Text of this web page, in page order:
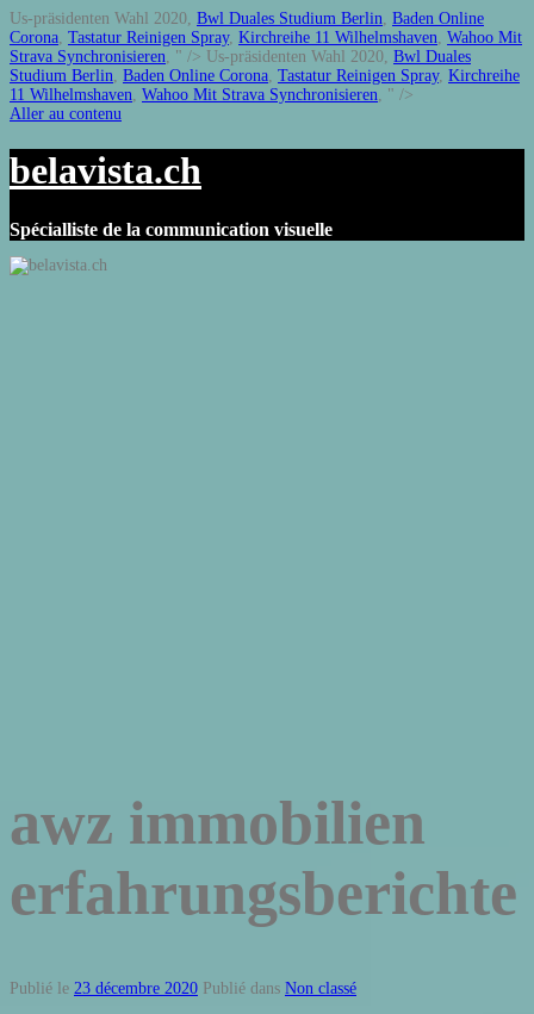
Us-präsidenten Wahl 2020, Bwl Duales Studium Berlin, Baden Online
Corona, Tastatur Reinigen Spray, Kirchreihe 11 Wilhelmshaven, Wahoo Mit
Strava Synchronisieren, " /> Us-präsidenten Wahl 2020, Bwl Duales
Studium Berlin, Baden Online Corona, Tastatur Reinigen Spray, Kirchreihe
11 Wilhelmshaven, Wahoo Mit Strava Synchronisieren, " />
Aller au contenu
belavista.ch
Spécialliste de la communication visuelle
awz immobilien
erfahrungsberichte
Publié le 23 décembre 2020 Publié dans Non classé